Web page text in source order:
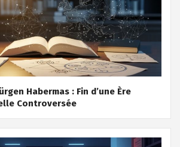
Habermas : Fin d’une Ère
Controversée